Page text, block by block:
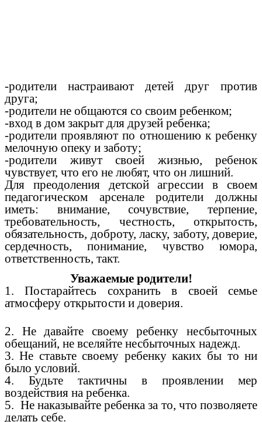
-родители настраивают детей друг против
друга;
-родители не общаются со своим ребенком;
-вход в дом закрыт для друзей ребенка;
-родители проявляют по отношению к ребенку
мелочную опеку и заботу;
-родители живут своей жизнью, ребенок
чувствует, что его не любят, что он лишний.
Для преодоления детской агрессии в своем
педагогическом арсенале родители должны
иметь: внимание, сочувствие, терпение,
требовательность, честность, открытость,
обязательность, доброту, ласку, заботу, доверие,
сердечность, понимание, чувство юмора,
ответственность, такт.
Уважаемые родители!
1. Постарайтесь сохранить в своей семье
атмосферу открытости и доверия.
2. Не давайте своему ребенку несбыточных
обещаний, не вселяйте несбыточных надежд.
3. Не ставьте своему ребенку каких бы то ни
было условий.
4. Будьте тактичны в проявлении мер
воздействия на ребенка.
5. Не наказывайте ребенка за то, что позволяете
делать себе.